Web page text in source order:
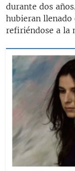
durante dos
hubieran llenado
refiriéndose a la